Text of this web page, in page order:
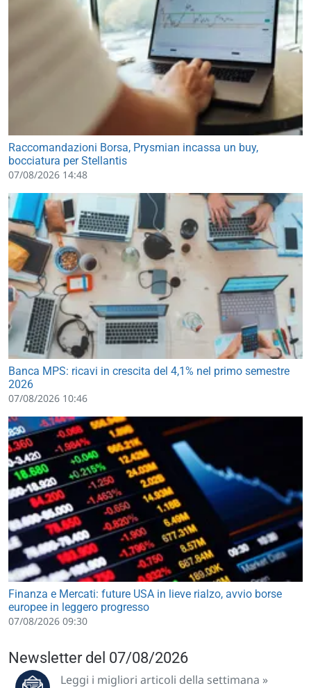
Raccomandazioni Borsa, Prysmian incassa un buy,
bocciatura per Stellantis
07/08/2026 14:48
Banca MPS: ricavi in crescita del 4,1% nel primo semestre
2026
07/08/2026 10:46
Finanza e Mercati: future USA in lieve rialzo, avvio borse
europee in leggero progresso
07/08/2026 09:30
Newsletter del 07/08/2026
Leggi i migliori articoli della settimana »